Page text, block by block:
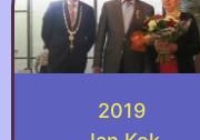
2019